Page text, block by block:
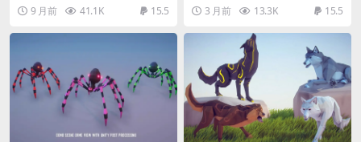
9 月前 41.1K 15.5 3 月前 13.3K 15.5